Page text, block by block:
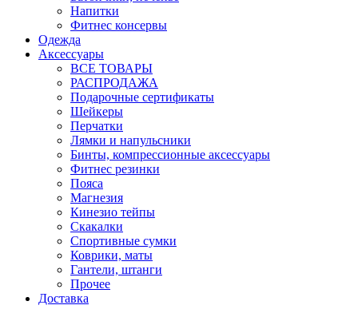
Напитки
Фитнес консервы
Одежда
Аксессуары
ВСЕ ТОВАРЫ
РАСПРОДАЖА
Подарочные сертификаты
Шейкеры
Перчатки
Лямки и напульсники
Бинты, компрессионные аксессуары
Фитнес резинки
Пояса
Магнезия
Кинезио тейпы
Скакалки
Спортивные сумки
Коврики, маты
Гантели, штанги
Прочее
Доставка